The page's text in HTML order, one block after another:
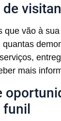
que vão à
mais
funil